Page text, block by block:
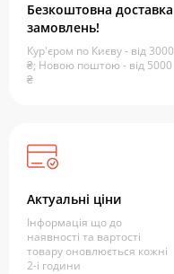
Безкоштовна доставка
замовлень!
Кур'єром по Києву - від 3000
₴; Новою поштою - від 5000
₴
Актуальні ціни
Інформація що до
наявності та вартості
товару оновлюється кожні
2-і години